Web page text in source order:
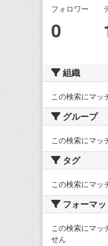
フォロワー
0
組織
この検索にマッ
グループ
この検索にマッ
タグ
この検索にマッ
フォーマッ
この検索にマッ
せん